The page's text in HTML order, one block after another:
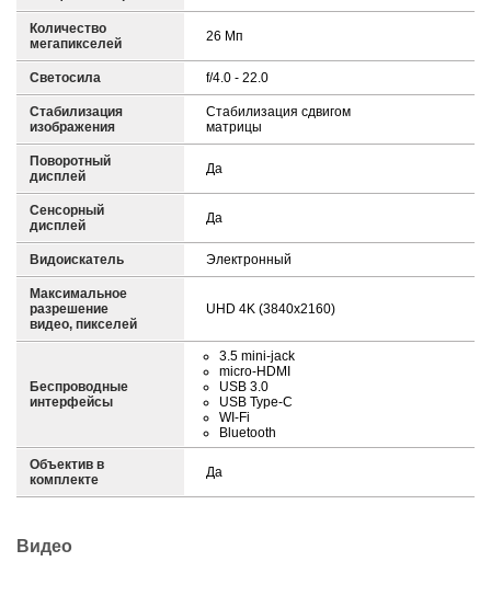
Количество
мегапикселей
26 Мп
Светосила f/4.0 - 22.0
Стабилизация
изображения
Стабилизация сдвигом
матрицы
Поворотный
дисплей
Да
Сенсорный
дисплей
Да
Видоискатель Электронный
Максимальное
разрешение
видео, пикселей
UHD 4K (3840x2160)
Беспроводные
интерфейсы
3.5 mini-jack
micro-HDMI
USB 3.0
USB Type-C
WI-Fi
Bluetooth
Объектив в
комплекте
Да
Видео